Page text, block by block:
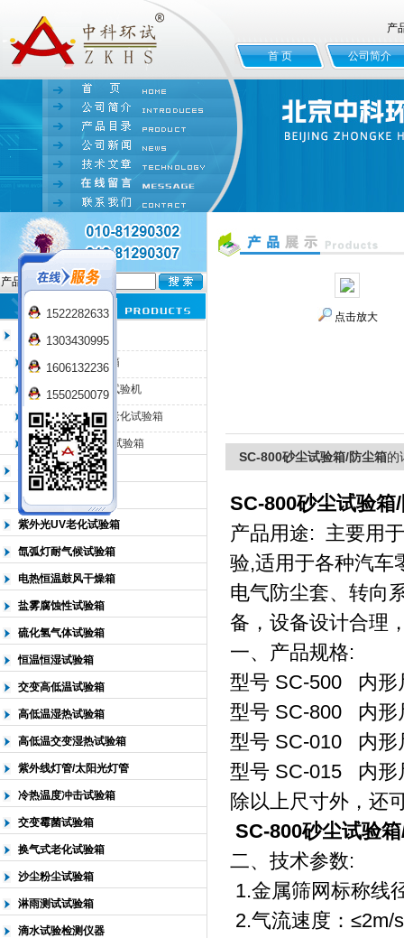
北京中科环试仪器有限公司
产
首 页 公司简介
产品名:
臭氧老化试验箱
QL-100臭氧老化箱
QL-225臭氧老化试验机
QL-500动态臭氧老化试验箱
QL-0*型臭氧老化试验箱
低温恒温试验箱
高低温检测试验箱
紫外光UV老化试验箱
氙弧灯耐气候试验箱
电热恒温鼓风干燥箱
盐雾腐蚀性试验箱
硫化氢气体试验箱
恒温恒湿试验箱
交变高低温试验箱
高低温湿热试验箱
高低温交变湿热试验箱
紫外线灯管/太阳光灯管
冷热温度冲击试验箱
交变霉菌试验箱
换气式老化试验箱
沙尘粉尘试验箱
淋雨测试试验箱
滴水试验检测仪器
点击放大
SC-800砂尘试验箱/防尘箱的
SC-800砂尘试验箱
产品用途: 主要用
验,适用于各种汽车
电气防尘套、转向
备，设备设计合理
一、产品规格:
型号 SC-500 内形
型号 SC-800 内形
型号 SC-010 内形
型号 SC-015 内形
除以上尺寸外，还
SC-800砂尘试验
二、技术参数:
1.金属筛网标称线
2.气流速度：≤2m/
1522282633
1303430995
1606132236
1550250079